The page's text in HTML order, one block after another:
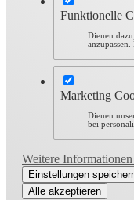
Funktionelle
Dienen
Marketing
Dienen
bei
Weitere